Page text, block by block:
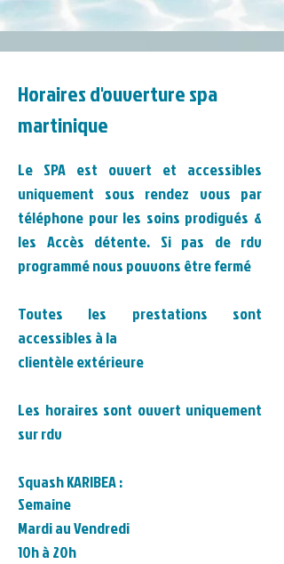
Horaires d'ouverture spa
martinique
Le SPA est ouvert et accessibles
uniquement sous rendez vous par
téléphone pour les soins prodigués &
les Accès détente. Si pas de rdv
programmé nous pouvons être fermé
Toutes les prestations sont
accessibles à la
clientèle extérieure
Les horaires sont ouvert uniquement
sur rdv
Squash KARIBEA :
Semaine
Mardi au Vendredi
10h à 20h